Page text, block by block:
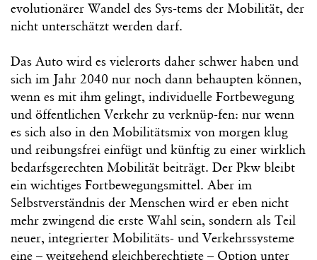
evolutionärer Wandel des Sys-tems der Mobilität, der
nicht unterschätzt werden darf.
Das Auto wird es vielerorts daher schwer haben und
sich im Jahr 2040 nur noch dann behaupten können,
wenn es mit ihm gelingt, individuelle Fortbewegung
und öffentlichen Verkehr zu verknüp-fen: nur wenn
es sich also in den Mobilitätsmix von morgen klug
und reibungsfrei einfügt und künftig zu einer wirklich
bedarfsgerechten Mobilität beiträgt. Der Pkw bleibt
ein wichtiges Fortbewegungsmittel. Aber im
Selbstverständnis der Menschen wird er eben nicht
mehr zwingend die erste Wahl sein, sondern als Teil
neuer, integrierter Mobilitäts- und Verkehrssysteme
eine – weitgehend gleichberechtigte – Option unter